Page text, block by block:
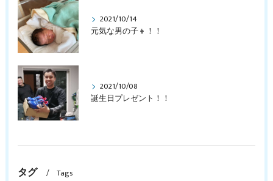
2021/10/14
元気な男の子👦！！
2021/10/08
誕生日プレゼント！！
タグ Tags